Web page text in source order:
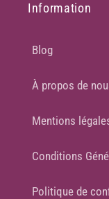
Information
Blog
À propos de
Mentions
Conditions
Politique de